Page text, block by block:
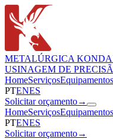
METALÚRGICA
USINAGEM DE
HomeServiçosEquipamentos
PTENES
Solicitar orçamento→
HomeServiçosEquipamentos
PTENES
Solicitar orçamento→